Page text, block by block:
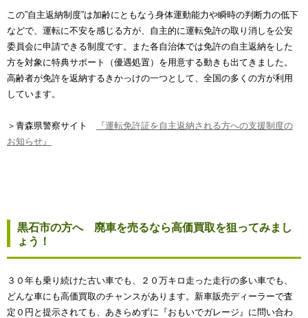
この”自主返納制度”は加齢にともなう身体運動能力や瞬時の判断力の低下
などで、運転に不安を感じる方が、自主的に運転免許の取り消しを公安
委員会に申請できる制度です。また各自治体では免許の自主返納をした
方を対象に特典サポート（優遇処置）を用意する動きも出てきました。
高齢者が免許を返納するきかっけの一つとして、全国の多くの方が利用
しています。
＞青森県警察サイト
『運転免許証を自主返納される方への支援制度の
お知らせ』
黒石市の方へ 廃車を売るなら高価買取を狙ってみまし
ょう！
３０年も乗り続けた古い車でも、２０万キロ走った走行の多い車でも、
どんな車にも高価買取のチャンスがあります。新車販売ディーラーで査
定０円と提示されても、あきらめずに『おもいでガレージ』に問い合わ